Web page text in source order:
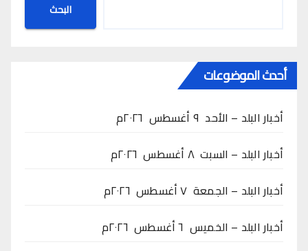
البحث
أحدث الموضوعات
أخبار البلد – الأحد ٩ أغسطس ٢٠٢٦م
أخبار البلد – السبت ٨ أغسطس ٢٠٢٦م
أخبار البلد – الجمعة ٧ أغسطس ٢٠٢٦م
أخبار البلد – الخميس ٦ أغسطس ٢٠٢٦م